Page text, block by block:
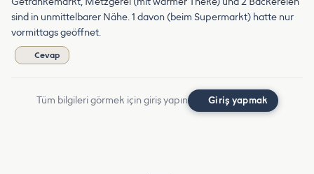
sind in unmittelbarer Nähe. 1 davon (beim Supermarkt) hatte nur
vormittags geöffnet.
Cevap
Tüm bilgileri görmek için giriş yapın Giriş yapmak